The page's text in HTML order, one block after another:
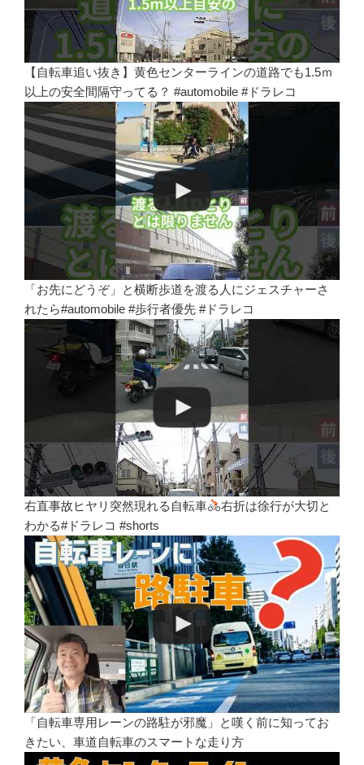
【自転車追い抜き】黄色センターラインの道路でも1.5ｍ
以上の安全間隔守ってる？ #automobile #ドラレコ
「お先にどうぞ」と横断歩道を渡る人にジェスチャーさ
れたら#automobile #歩行者優先 #ドラレコ
右直事故ヒヤリ突然現れる自転車
右折は徐行が大切と
わかる#ドラレコ #shorts
「自転車専用レーンの路駐が邪魔」と嘆く前に知ってお
きたい、車道自転車のスマートな走り方